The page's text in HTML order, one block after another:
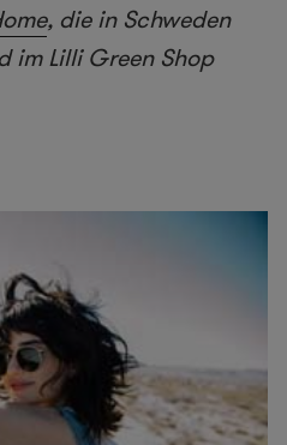
, die in Schweden
im Lilli Green Shop